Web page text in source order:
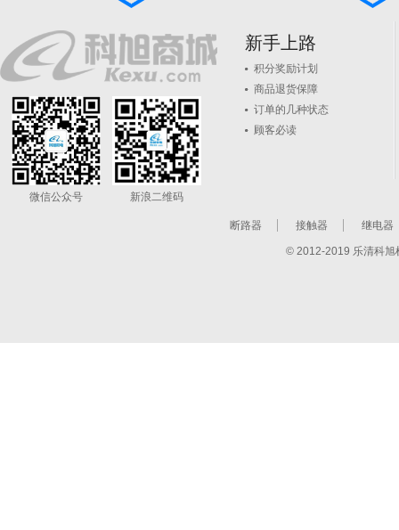
微信公众号 新浪二维码
新手上路
积分奖励计划
商品退货保障
订单的几种状态
顾客必读
断路器 接触器 继电器
© 2012-2019 乐清科旭